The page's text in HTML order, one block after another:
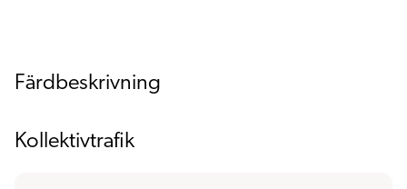
Färdbeskrivning
Kollektivtrafik